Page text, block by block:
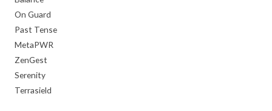
On Guard
Past Tense
MetaPWR
ZenGest
Serenity
Terrasield